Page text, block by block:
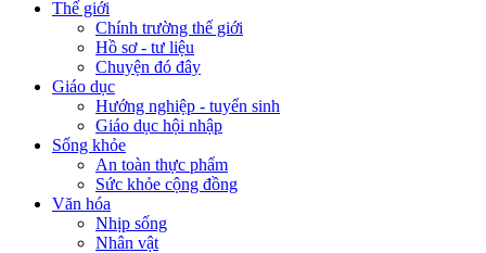
Thế giới
Chính trường thế giới
Hồ sơ - tư liệu
Chuyện đó đây
Giáo dục
Hướng nghiệp - tuyển sinh
Giáo dục hội nhập
Sống khỏe
An toàn thực phẩm
Sức khỏe cộng đồng
Văn hóa
Nhịp sống
Nhân vật